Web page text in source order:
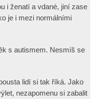
i ženatí a vdané, jiní zase
je i mezi normálními
s autismem. Nesmíš se
lidí si tak říká. Jako
nezapomenu si zabalit